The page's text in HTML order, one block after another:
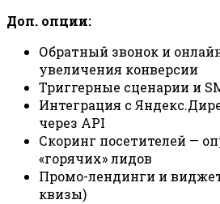
Доп. опции:
Обратный звонок и
увеличения конверсии
Триггерные сценарии и
Интеграция с
через API
Скоринг посетителей —
«горячих» лидов
Промо-лендинги и
квизы)